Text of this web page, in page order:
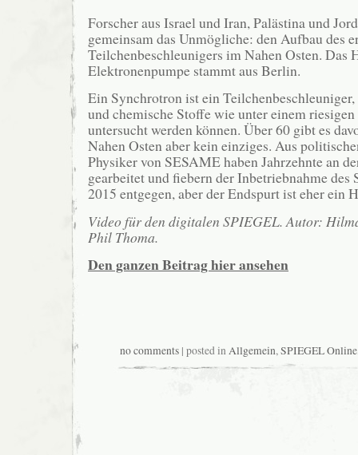
Forscher aus Israel und Iran, Palästina und
gemeinsam das Unmögliche: den Aufbau des
Teilchenbeschleunigers im Nahen Osten. Das
Elektronenpumpe stammt aus Berlin.
Ein Synchrotron ist ein
und chemische Stoffe wie unter einem
untersucht werden können. Über 60 gibt es
Nahen Osten aber kein einziges. Aus
Physiker von SESAME haben Jahrzehnte an
gearbeitet und fiebern der Inbetriebnahme des
2015 entgegen, aber der Endspurt ist eher ein
Video für den digitalen SPIEGEL. Autor:
Phil Thoma.
Den ganzen Beitrag hier ansehen
no comments| posted inAllgemein,SPIEGEL Online